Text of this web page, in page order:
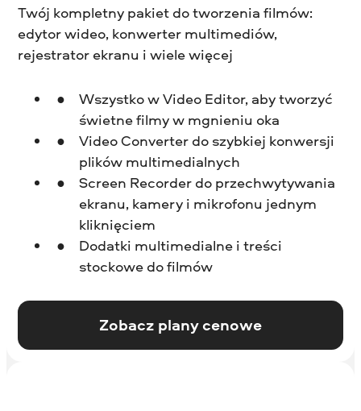
Twój kompletny pakiet do tworzenia filmów:
edytor wideo, konwerter multimediów,
rejestrator ekranu i wiele więcej
Wszystko w Video Editor, aby tworzyć
świetne filmy w mgnieniu oka
Video Converter do szybkiej konwersji
plików multimedialnych
Screen Recorder do przechwytywania
ekranu, kamery i mikrofonu jednym
kliknięciem
Dodatki multimedialne i treści
stockowe do filmów
Zobacz plany cenowe